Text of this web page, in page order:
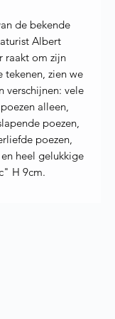
de bekende
Albert
raakt om zijn
tekenen, zien we
verschijnen: vele
alleen,
poezen,
poezen,
heel gelukkige
H 9cm.